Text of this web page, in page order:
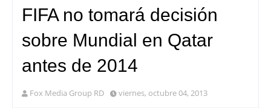
FIFA no tomará decisión
sobre Mundial en Qatar
antes de 2014
Fox Media Group RD viernes, octubre 04, 2013